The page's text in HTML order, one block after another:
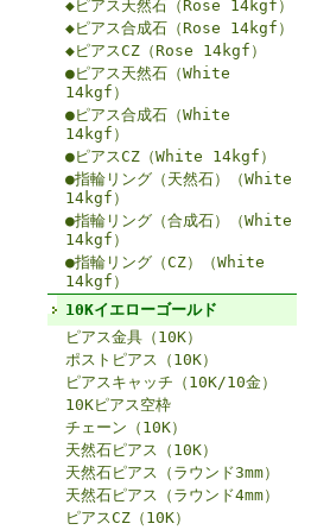
◆ピアス天然石（Rose 14kgf）
◆ピアス合成石（Rose 14kgf）
◆ピアスCZ（Rose 14kgf）
●ピアス天然石（White
14kgf）
●ピアス合成石（White
14kgf）
●ピアスCZ（White 14kgf）
●指輪リング（天然石）（White
14kgf）
●指輪リング（合成石）（White
14kgf）
●指輪リング（CZ）（White
14kgf）
10Kイエローゴールド
ピアス金具（10K）
ポストピアス（10K）
ピアスキャッチ（10K/10金）
10Kピアス空枠
チェーン（10K）
天然石ピアス（10K）
天然石ピアス（ラウンド3mm）
天然石ピアス（ラウンド4mm）
ピアスCZ（10K）